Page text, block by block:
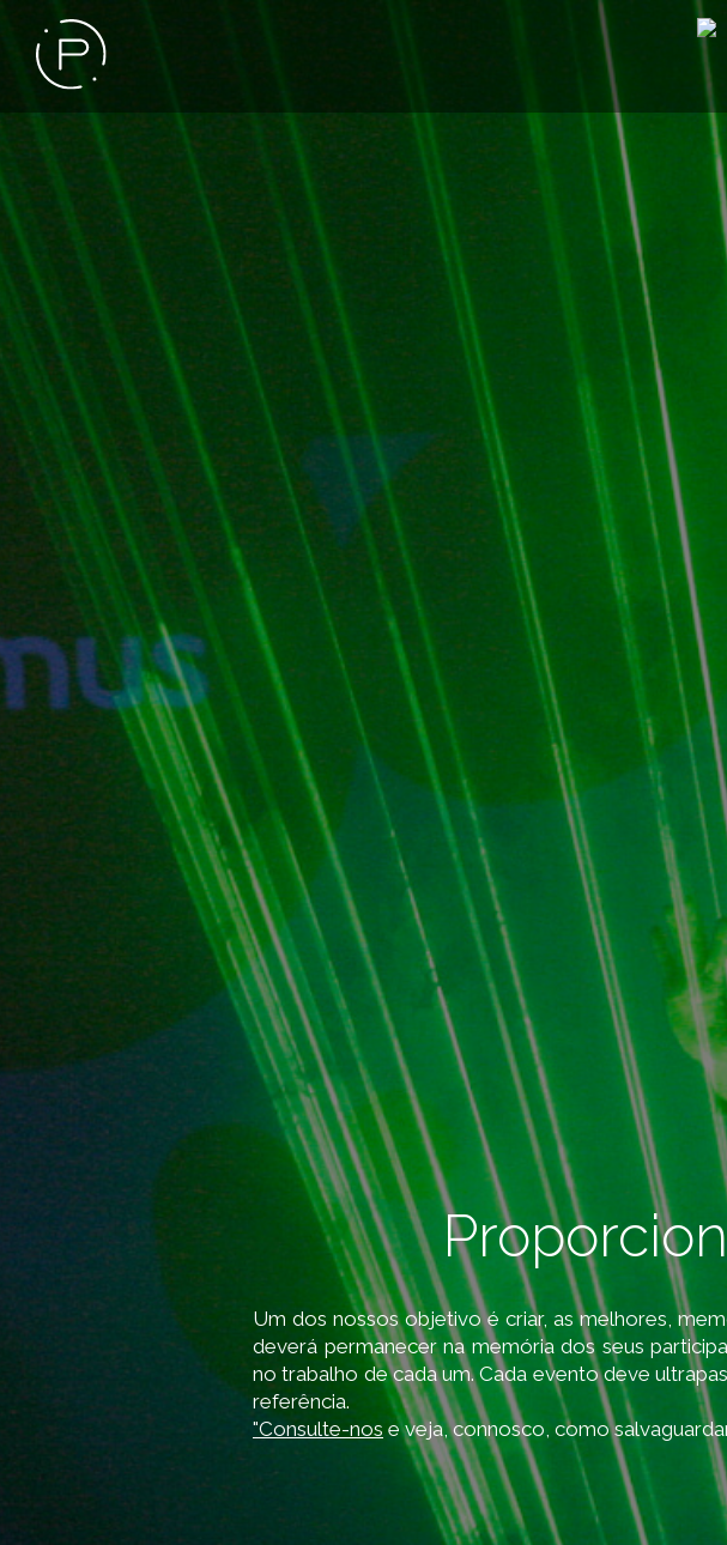
Um dos nossos objetivo é criar, as melhores,
deverá permanecer na memória dos seus
no trabalho de cada um. Cada evento deve
referência.
"Consulte-nose veja, connosco, como